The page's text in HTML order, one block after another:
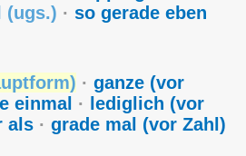
(ugs.) · so gerade eben
) · ganze (vor
einmal ·
lediglich (vor
als · grade mal (vor Zahl)